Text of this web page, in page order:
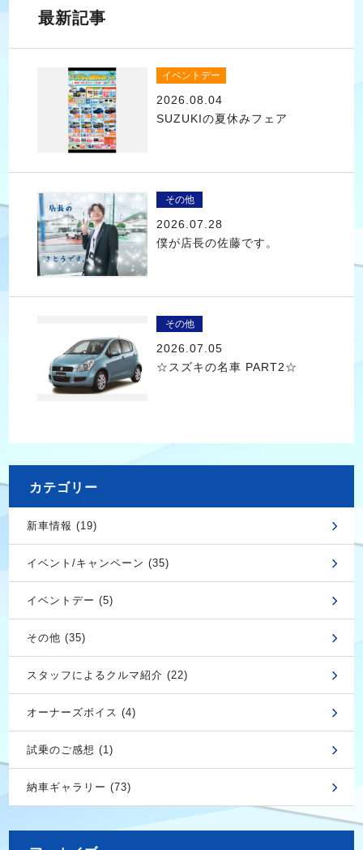
最新記事
イベントデー
2026.08.04
SUZUKIの夏休みフェア
その他
2026.07.28
僕が店長の佐藤です。
その他
2026.07.05
☆スズキの名車 PART2☆
カテゴリー
新車情報 (19)
イベント/キャンペーン (35)
イベントデー (5)
その他 (35)
スタッフによるクルマ紹介 (22)
オーナーズボイス (4)
試乗のご感想 (1)
納車ギャラリー (73)